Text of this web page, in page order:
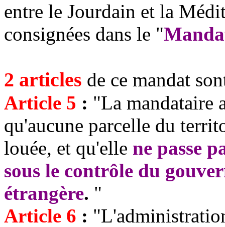
entre le Jourdain et la
consignées dans le "
2 articles de ce mandat
Article 5 : "La mandataire
qu'aucune parcelle du
louée, et qu'elle ne passe
sous le contrôle du
étrangère. "
Article 6 :